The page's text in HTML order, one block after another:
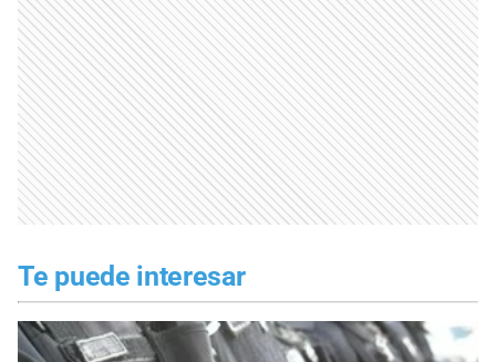
Te puede interesar